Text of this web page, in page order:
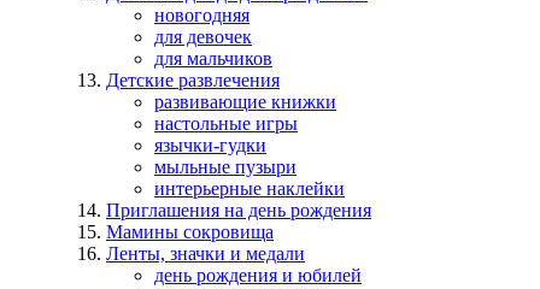
новогодняя
для девочек
для мальчиков
Детские развлечения
развивающие книжки
настольные игры
язычки-гудки
мыльные пузыри
интерьерные наклейки
Приглашения на день рождения
Мамины сокровища
Ленты, значки и медали
день рождения и юбилей